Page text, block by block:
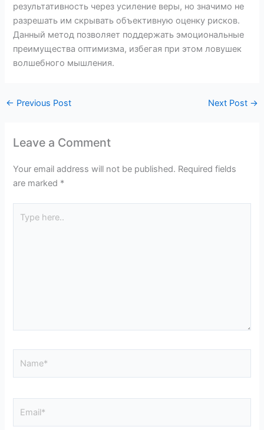
результативность через усиление веры, но значимо не
разрешать им скрывать объективную оценку рисков.
Данный метод позволяет поддержать эмоциональные
преимущества оптимизма, избегая при этом ловушек
волшебного мышления.
← Previous Post Next Post →
Leave a Comment
Your email address will not be published. Required fields
are marked *
here..